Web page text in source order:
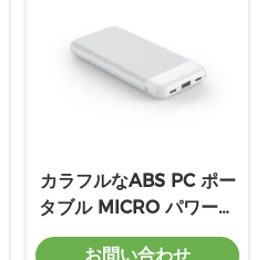
カラフルなABS PC ポー
タブル MICRO パワーバ
ンク 充電用 PD
お問い合わせ